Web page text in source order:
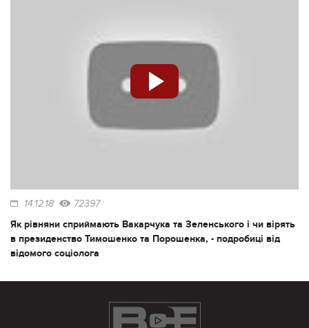
14.12.18 72397
Як рівняни сприймають Вакарчука та Зеленського і чи вірять
в президенство Тимошенко та Порошенка, - подробиці від
відомого соціолога